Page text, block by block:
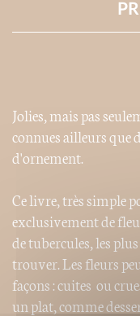
Jolies, mais pas
connues ailleurs que
d'ornement.
Ce livre, très simple
exclusivement de
de tubercules, les
trouver. Les fleurs
façons : cuites ou
un plat, comme